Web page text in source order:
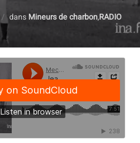
dans Mineurs de charbon,RADIO